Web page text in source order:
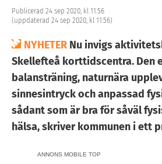
Publicerad 24 sep 2020, kl 11:56
(uppdaterad 24 sep 2020, kl 11:56)
NYHETER Nu invigs
Skellefteå korttidscentra. Den
balansträning, naturnära
sinnesintryck och anpassad
sådant som är bra för såväl
hälsa, skriver kommunen i ett
ANNONS MOBILE TOP